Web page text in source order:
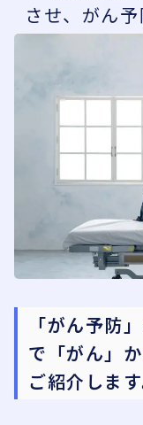
させ、がん
「がん予防
で「がん」
ご紹介します